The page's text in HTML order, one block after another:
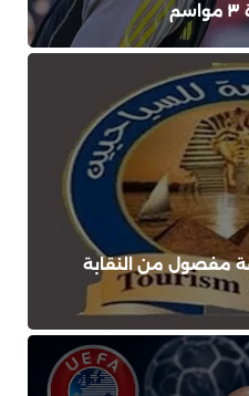
مفصول من النقابة